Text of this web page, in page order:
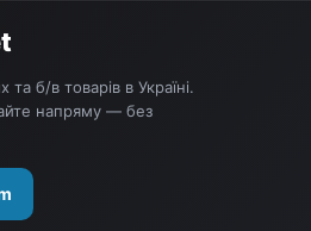
б/в товарів в Україні.
напряму — без